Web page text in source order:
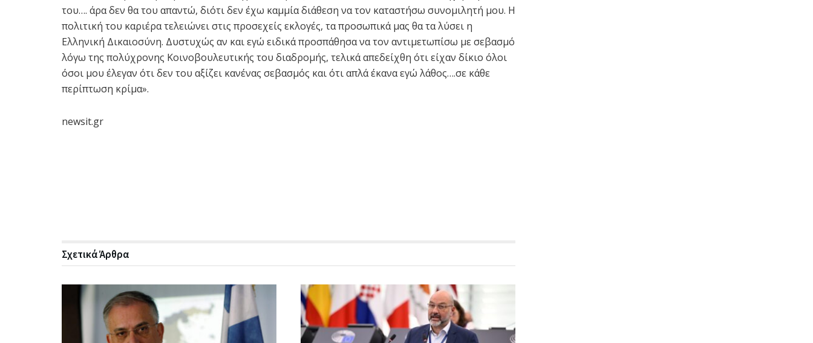
του…. άρα δεν θα του απαντώ, διότι δεν έχω καμμία διάθεση να τον καταστήσω συνομιλητή μου. Η
πολιτική του καριέρα τελειώνει στις προσεχείς εκλογές, τα προσωπικά μας θα τα λύσει η
Ελληνική Δικαιοσύνη. Δυστυχώς αν και εγώ ειδικά προσπάθησα να τον αντιμετωπίσω με σεβασμό
λόγω της πολύχρονης Κοινοβουλευτικής του διαδρομής, τελικά απεδείχθη ότι είχαν δίκιο όλοι
όσοι μου έλεγαν ότι δεν του αξίζει κανένας σεβασμός και ότι απλά έκανα εγώ λάθος….σε κάθε
περίπτωση κρίμα».
newsit.gr
ΣχετικάΆρθρα